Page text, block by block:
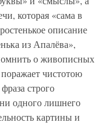
которая «сама в
описание
из Апалёва»,
о живописных
чистотою
строго
одного лишнего
картины и